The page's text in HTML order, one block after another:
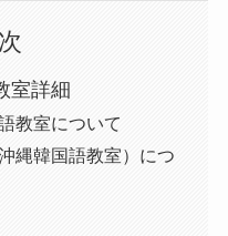
室詳細
教室について
縄韓国語教室）につ